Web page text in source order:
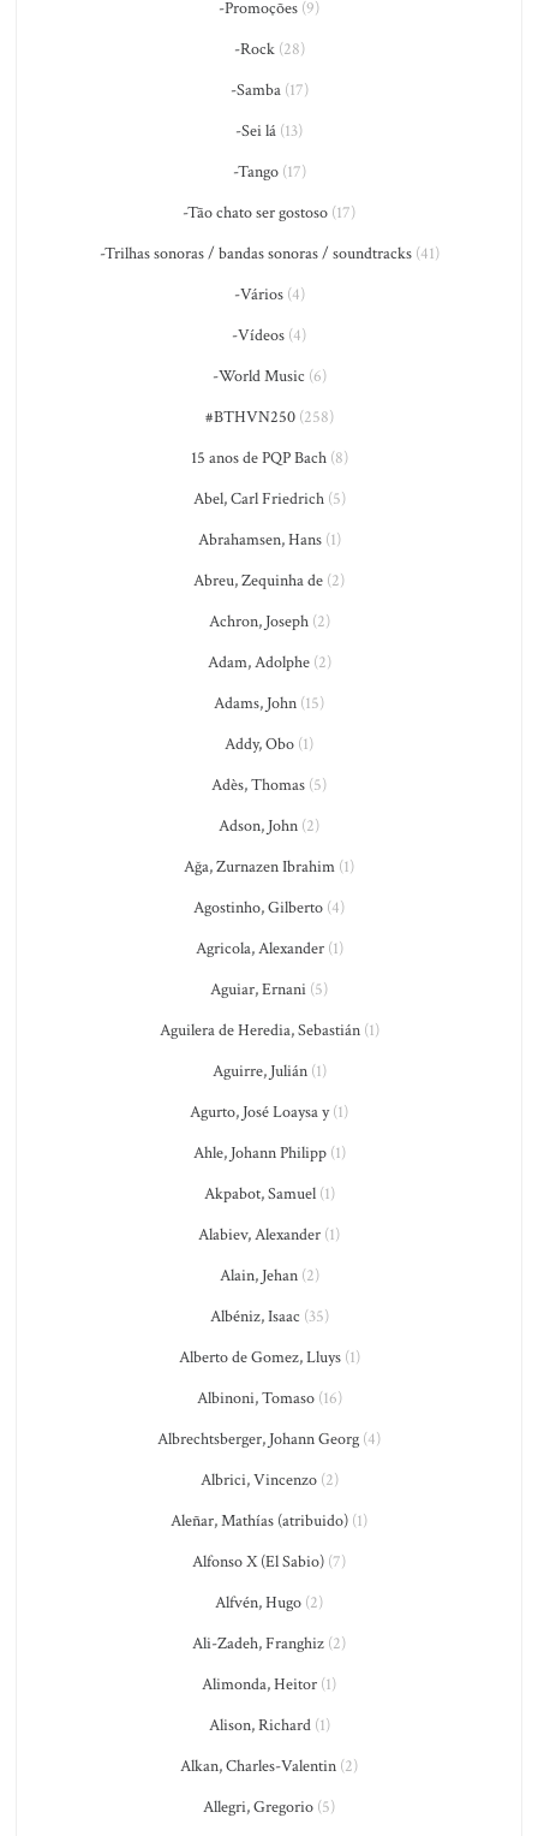
-Promoções (9)
-Rock(28)
-Samba(17)
-Sei lá (13)
-Tango(17)
-Tão chato ser gostoso (17)
-Trilhas sonoras / bandas sonoras / soundtracks(41)
-Vários(4)
-Vídeos (4)
-World Music (6)
#BTHVN250(258)
15 anos de PQP Bach(8)
Abel, Carl Friedrich(5)
Abrahamsen, Hans(1)
Abreu, Zequinha de (2)
Achron, Joseph(2)
Adam, Adolphe(2)
Adams, John (15)
Addy, Obo (1)
Adès, Thomas (5)
Adson, John (2)
Ağa, Zurnazen Ibrahim (1)
Agostinho, Gilberto (4)
Agricola, Alexander(1)
Aguiar, Ernani (5)
Aguilera de Heredia, Sebastián(1)
Aguirre, Julián(1)
Agurto, José Loaysa y(1)
Ahle, Johann Philipp(1)
Akpabot, Samuel(1)
Alabiev, Alexander (1)
Alain, Jehan(2)
Albéniz, Isaac (35)
Alberto de Gomez, Lluys(1)
Albinoni, Tomaso(16)
Albrechtsberger, Johann Georg (4)
Albrici, Vincenzo(2)
Aleñar, Mathías (atribuido) (1)
Alfonso X (El Sabio) (7)
Alfvén, Hugo (2)
Ali-Zadeh, Franghiz (2)
Alimonda, Heitor (1)
Alison, Richard(1)
Alkan, Charles-Valentin (2)
Allegri, Gregorio (5)